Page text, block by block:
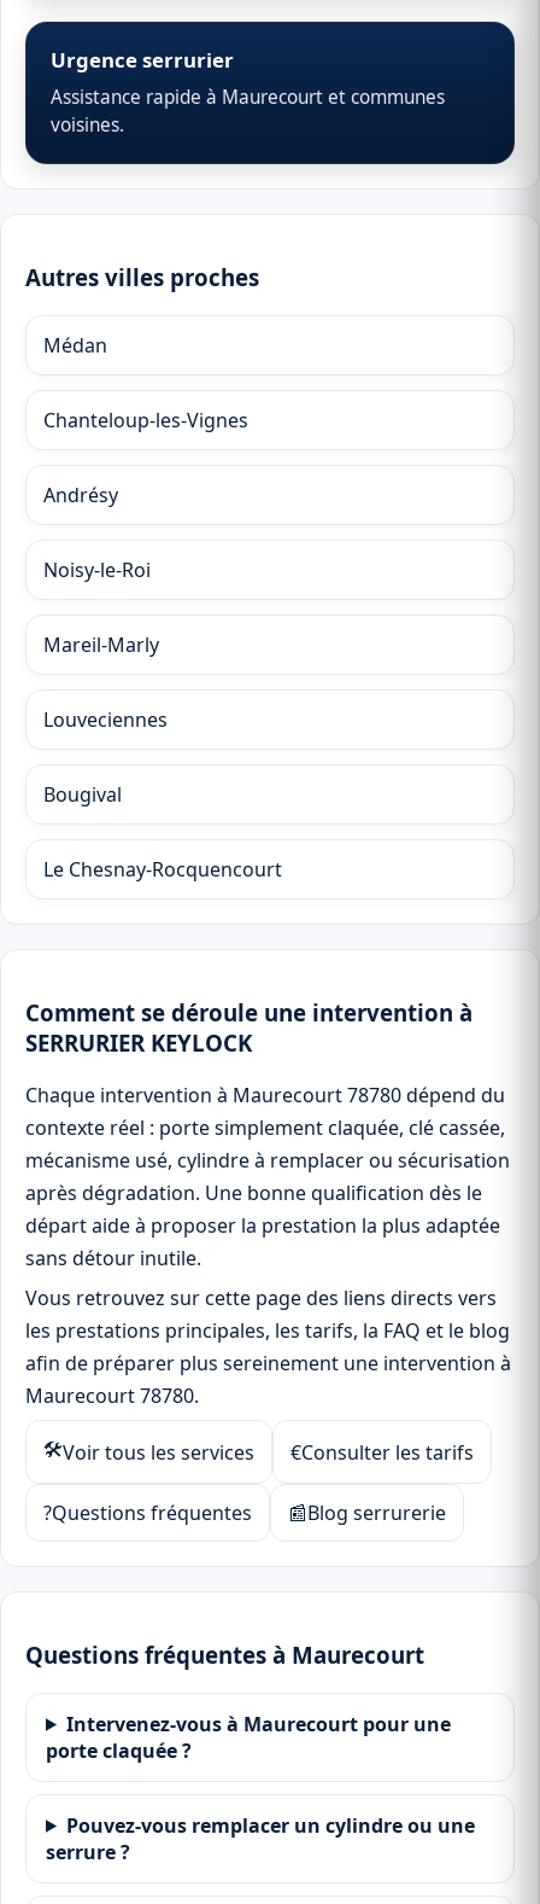
Urgence serrurier
Assistance rapide à Maurecourt et communes
voisines.
Autres villes proches
Médan
Chanteloup-les-Vignes
Andrésy
Noisy-le-Roi
Mareil-Marly
Louveciennes
Bougival
Le Chesnay-Rocquencourt
Comment se déroule une intervention à
SERRURIER KEYLOCK
Chaque intervention à Maurecourt 78780 dépend du
contexte réel : porte simplement claquée, clé cassée,
mécanisme usé, cylindre à remplacer ou sécurisation
après dégradation. Une bonne qualification dès le
départ aide à proposer la prestation la plus adaptée
sans détour inutile.
Vous retrouvez sur cette page des liens directs vers
les prestations principales, les tarifs, la FAQ et le blog
afin de préparer plus sereinement une intervention à
Maurecourt 78780.
🛠Voir tous les services €Consulter les tarifs
?Questions fréquentes 📰Blog serrurerie
Questions fréquentes à Maurecourt
Intervenez-vous à Maurecourt pour une
porte claquée ?
Pouvez-vous remplacer un cylindre ou une
serrure ?